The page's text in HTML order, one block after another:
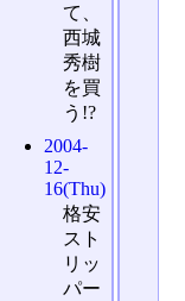
て、
西城
秀樹
を買
う!?
2004-
12-
16(Thu)
格安
スト
リッ
パー